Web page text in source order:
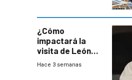
¿Cómo
impactará la
visita de León
XIV a Uruguay?
Hace 3 semanas